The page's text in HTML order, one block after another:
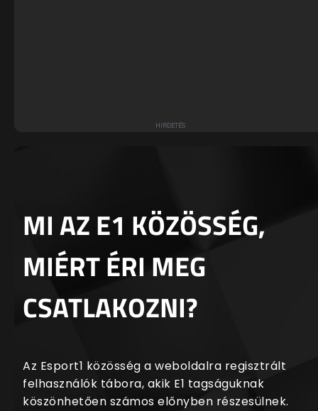
MI AZ E1 KÖZÖSSÉG,
MIÉRT ÉRI MEG
CSATLAKOZNI?
Az Esport1 közösség a weboldalra regisztrált
felhasználók tábora, akik E1 tagságuknak
köszönhetően számos előnyben részesülnek.